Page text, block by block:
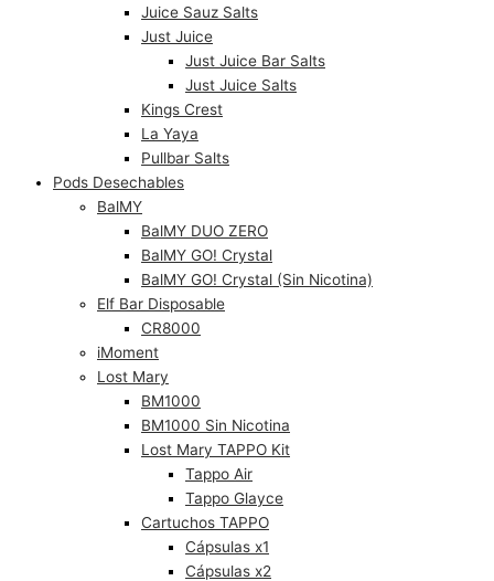
Juice Sauz Salts
Just Juice
Just Juice Bar Salts
Just Juice Salts
Kings Crest
La Yaya
Pullbar Salts
Pods Desechables
BalMY
BalMY DUO ZERO
BalMY GO! Crystal
BalMY GO! Crystal (Sin Nicotina)
Elf Bar Disposable
CR8000
iMoment
Lost Mary
BM1000
BM1000 Sin Nicotina
Lost Mary TAPPO Kit
Tappo Air
Tappo Glayce
Cartuchos TAPPO
Cápsulas x1
Cápsulas x2